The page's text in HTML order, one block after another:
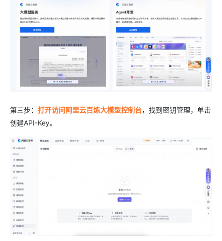
第三步： 打开访问阿里云百炼大模型控制台，找到密钥管理，单击
创建API-Key。